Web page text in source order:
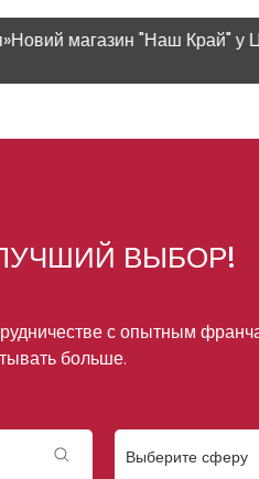
"Наш Край" у ЦуманіДва
ВЫБОР!
с опытным
больше.
Выберите сферу